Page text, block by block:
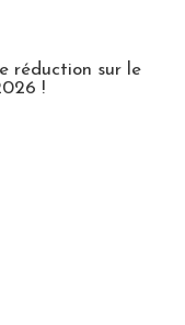
réduction sur le
!